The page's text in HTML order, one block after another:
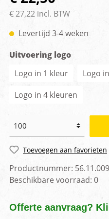
€ 27,22 incl. BTW
Levertijd 3-4 weken
Uitvoering logo
Logo in 1 kleur
Logo
Logo in 4 kleuren
Toevoegen aan favorieten
Productnummer:
Beschikbare voorraad: 0
Offerte aanvraag?